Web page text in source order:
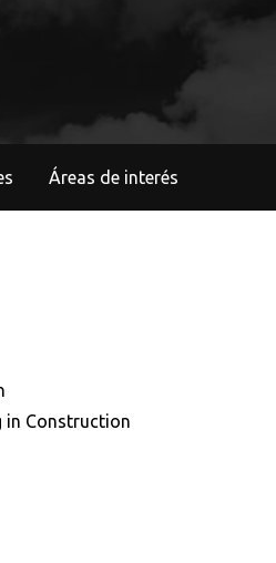
Áreas de interés
in Construction